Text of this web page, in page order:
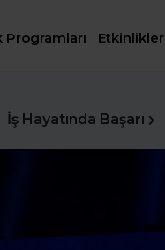
Programları Etkinlikler
İş Hayatında Başarı